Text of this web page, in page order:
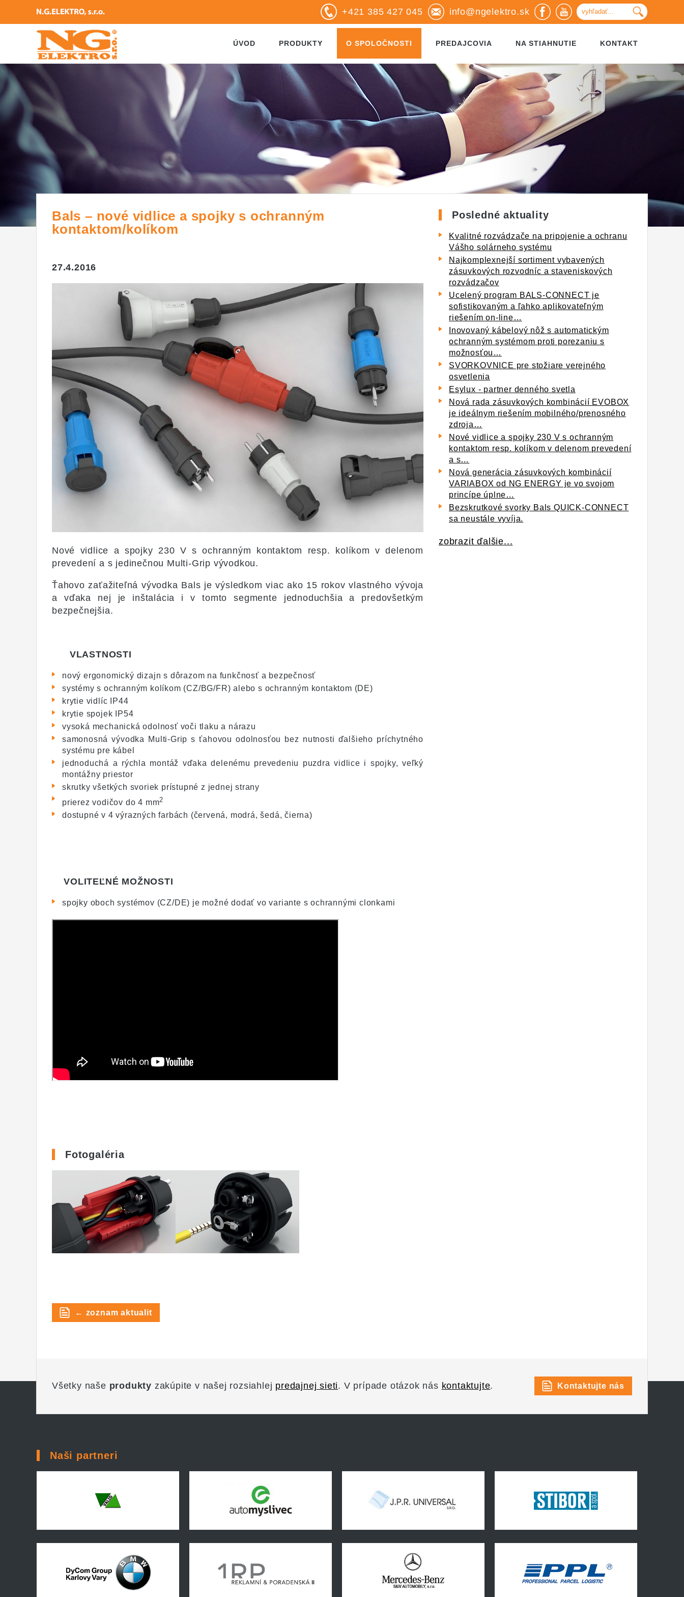
+421 385 427 045 info@ngelektro.sk
ÚVOD PRODUKTY O SPOLOČNOSTI PREDAJCOVIA NA STIAHNUTIE KONTAKT
Bals – nové vidlice a spojky s ochranným
kontaktom/kolíkom
27.4.2016
Nové vidlice a spojky 230 V s ochranným kontaktom resp. kolíkom v delenom
prevedení a s jedinečnou Multi-Grip vývodkou.
Ťahovo zaťažiteľná vývodka Bals je výsledkom viac ako 15 rokov vlastného vývoja
a vďaka nej je inštalácia i v tomto segmente jednoduchšia a predovšetkým
bezpečnejšia.
VLASTNOSTI
nový ergonomický dizajn s dôrazom na funkčnosť a bezpečnosť
systémy s ochranným kolíkom (CZ/BG/FR) alebo s ochranným kontaktom (DE)
krytie vidlíc IP44
krytie spojek IP54
vysoká mechanická odolnosť voči tlaku a nárazu
samonosná vývodka Multi-Grip s ťahovou odolnosťou bez nutnosti ďalšieho príchytného
systému pre kábel
jednoduchá a rýchla montáž vďaka delenému prevedeniu puzdra vidlice i spojky, veľký
montážny priestor
skrutky všetkých svoriek prístupné z jednej strany
prierez vodičov do 4 mm2
dostupné v 4 výrazných farbách (červená, modrá, šedá, čierna)
VOLITEĽNÉ MOŽNOSTI
spojky oboch systémov (CZ/DE) je možné dodať vo variante s ochrannými clonkami
Fotogaléria
← zoznam aktualit
Posledné aktuality
Kvalitné rozvádzače na pripojenie a ochranu
Vášho solárneho systému
Najkomplexnejší sortiment vybavených
zásuvkových rozvodníc a staveniskových
rozvádzačov
Ucelený program BALS-CONNECT je
sofistikovaným a ľahko aplikovateľným
riešením on-line…
Inovovaný kábelový nôž s automatickým
ochranným systémom proti porezaniu s
možnosťou…
SVORKOVNICE pre stožiare verejného
osvetlenia
Esylux - partner denného svetla
Nová rada zásuvkových kombinácií EVOBOX
je ideálnym riešením mobilného/prenosného
zdroja…
Nové vidlice a spojky 230 V s ochranným
kontaktom resp. kolíkom v delenom prevedení
a s…
Nová generácia zásuvkových kombinácií
VARIABOX od NG ENERGY je vo svojom
princípe úplne…
Bezskrutkové svorky Bals QUICK-CONNECT
sa neustále vyvíja.
zobrazit ďalšie...
Všetky naše produkty zakúpite v našej rozsiahlej predajnej sieti. V prípade otázok nás kontaktujte. Kontaktujte nás
Naši partneri